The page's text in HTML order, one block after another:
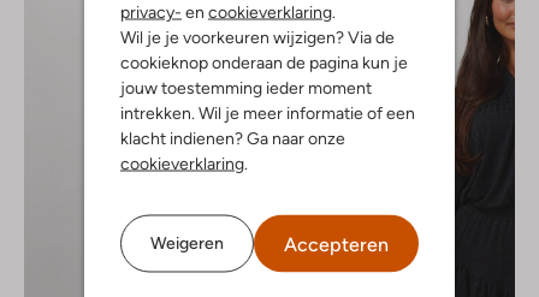
privacy- en cookieverklaring
Wil je je voorkeuren wijzigen? Via de
cookieknop onderaan de pagina kun je
jouw toestemming ieder moment
intrekken. Wil je meer informatie of een
klacht indienen? Ga naar onze
cookieverklaring
Weigeren Accepteren